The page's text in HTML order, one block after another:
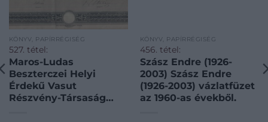
KÖNYV, PAPÍRRÉGISÉG
527. tétel:
Maros-Ludas
Beszterczei Helyi
Érdekű Vasut
Részvény-Társaság
KÖNYV, PAPÍRRÉGISÉG
456. tétel:
Szász Endre (1926-
2003) Szász Endre
(1926-2003) vázlatfüzet
az 1960-as évekből.